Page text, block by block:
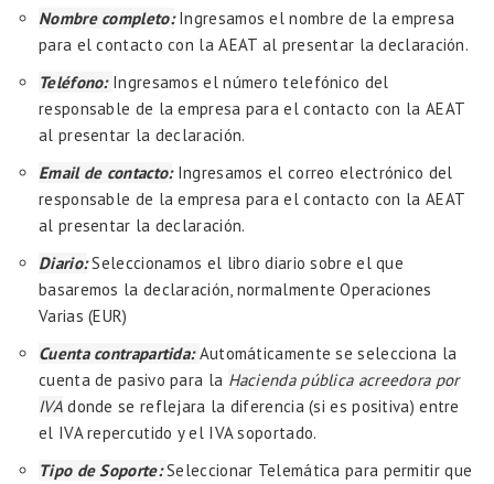
Nombre completo: Ingresamos el nombre de la empresa
para el contacto con la AEAT al presentar la declaración.
Teléfono: Ingresamos el número telefónico del
responsable de la empresa para el contacto con la AEAT
al presentar la declaración.
Email de contacto: Ingresamos el correo electrónico del
responsable de la empresa para el contacto con la AEAT
al presentar la declaración.
Diario:Seleccionamos el libro diario sobre el que
basaremos la declaración, normalmente Operaciones
Varias (EUR)
Cuenta contrapartida:Automáticamente se selecciona la
cuenta de pasivo para la Hacienda pública acreedora por
IVAdonde se reflejara la diferencia (si es positiva) entre
el IVA repercutido y el IVA soportado.
Tipo de Soporte:Seleccionar Telemática para permitir que